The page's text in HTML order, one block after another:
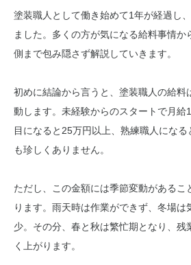
塗装職人として働き始めて1年が経過し
ました。多くの方が気になる給料事情か
側まで包み隠さず解説していきます。
初めに結論から言うと、塗装職人の給料
動します。未経験からのスタートで月給
目になると25万円以上、熟練職人になる
も珍しくありません。
ただし、この金額には季節変動があるこ
ります。雨天時は作業ができず、冬場は
少。その分、春と秋は繁忙期となり、残
く上がります。